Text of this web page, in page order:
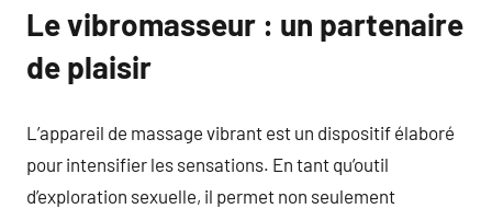
Le vibromasseur : un partenaire
de plaisir
L’appareil de massage vibrant est un dispositif élaboré
pour intensifier les sensations. En tant qu’outil
d’exploration sexuelle, il permet non seulement